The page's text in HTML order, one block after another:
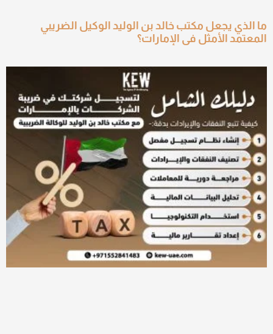
ما الذي يجعل مكتب خالد بن الوليد الوكيل الضريبي
المعتمد الأمثل في الإمارات؟